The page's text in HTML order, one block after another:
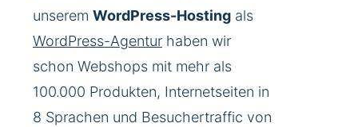
unserem WordPress-Hosting als
WordPress-Agentur haben wir
schon Webshops mit mehr als
100.000 Produkten, Internetseiten in
8 Sprachen und Besuchertraffic von